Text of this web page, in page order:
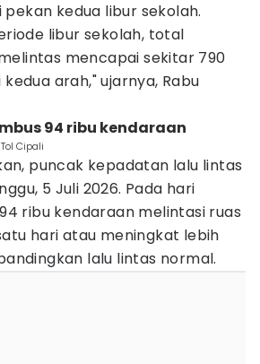
kedua libur sekolah.
libur sekolah, total
mencapai sekitar 790
arah," ujarnya, Rabu
94 ribu kendaraan
Cipali
puncak kepadatan lalu lintas
5 Juli 2026. Pada hari
ribu kendaraan melintasi ruas
hari atau meningkat lebih
lalu lintas normal.